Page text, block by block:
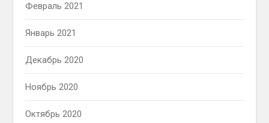
Февраль 2021
Январь 2021
Декабрь 2020
Ноябрь 2020
Октябрь 2020